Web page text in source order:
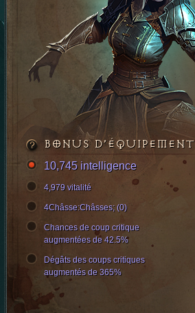
BONUS D’ÉQUIPEMENT
10,745 intelligence
4,979 vitalité
4Châsse:Châsses; (0)
Chances de coup critique
augmentées de 42.5%
Dégâts des coups critiques
augmentés de 365%